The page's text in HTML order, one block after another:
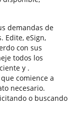
demandas de
Edite, eSign,
con sus
todos los
y .
comience a
necesario.
o buscando